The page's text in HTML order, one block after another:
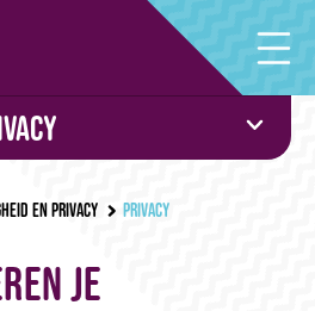
en privacy Privacy
je